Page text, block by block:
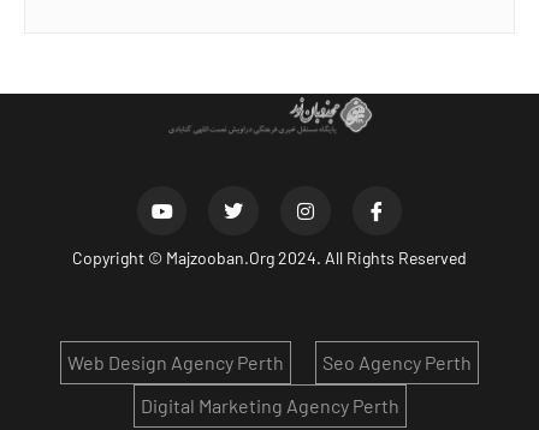
Copyright © Majzooban.Org2024. All Rights Reserved
Seo Agency Perth
Web Design Agency Perth
Digital Marketing Agency Perth